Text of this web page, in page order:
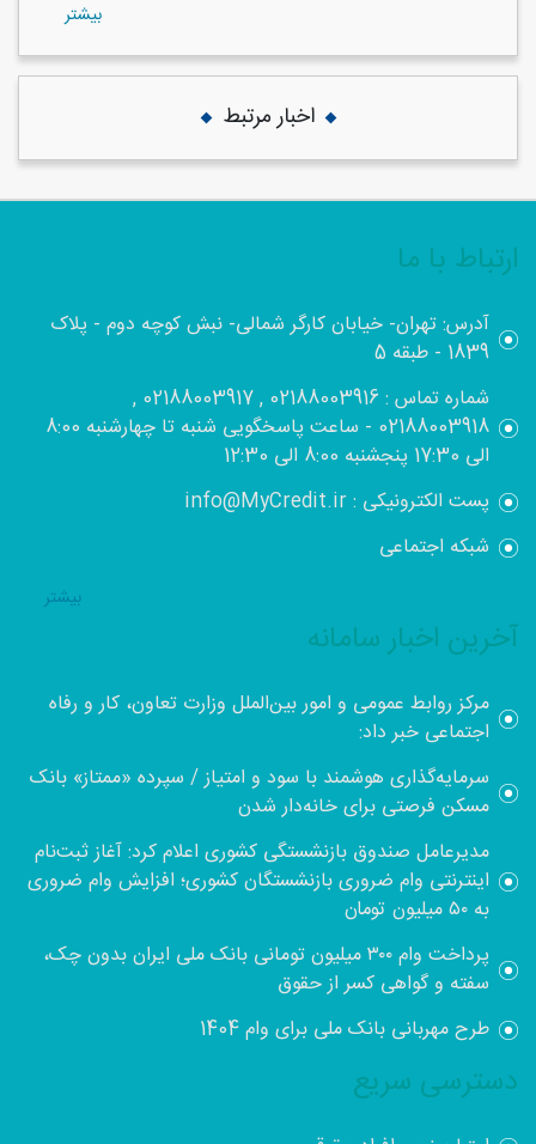
بيشتر
اخبار مرتبط
ارتباط با ما
آدرس: تهران- خیابان کارگر شمالی- نبش کوچه دوم - پلاک
1839 - طبقه 5
شماره تماس : 02188003916 , 02188003917 ,
02188003918 - ساعت پاسخگویی شنبه تا چهارشنبه 8:00
الی 17:30 پنجشنبه 8:00 الی 12:30
پست الکترونیکی : info@MyCredit.ir
شبکه اجتماعی
بيشتر
آخرین اخبار سامانه
مرکز روابط عمومی و امور بین‌الملل وزارت تعاون، کار و رفاه
اجتماعی خبر داد:
سرمایه‌گذاری هوشمند با سود و امتیاز / سپرده «ممتاز» بانک
مسکن فرصتی برای خانه‌دار شدن
مدیرعامل صندوق بازنشستگی کشوری اعلام کرد: آغاز ثبت‌نام
اینترنتی وام ضروری بازنشستگان کشوری؛ افزایش وام ضروری
به ۵۰ میلیون تومان
پرداخت وام ۳۰۰ میلیون تومانی بانک ملی ایران بدون چک،
سفته و گواهی کسر از حقوق
طرح مهربانی بانک ملی برای وام 1404
دسترسی سریع